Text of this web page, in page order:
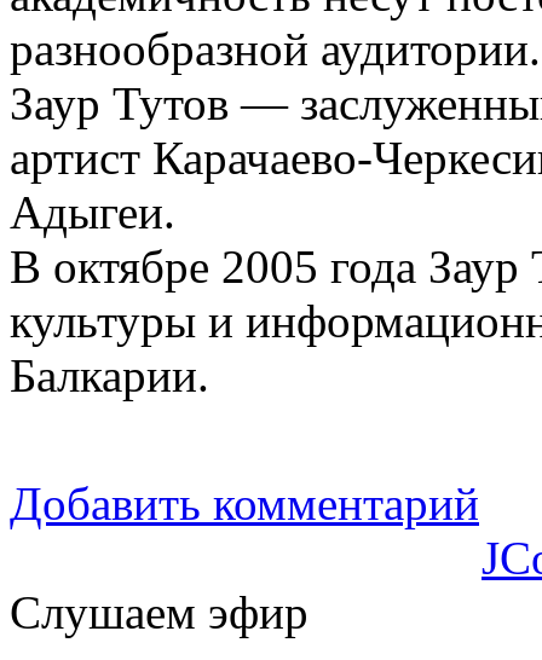
разнообразной аудитории.
Заур Тутов —
артист Карачаево-
Адыгеи.
В октябре 2005 года
культуры и
Балкарии.
Добавить комментарий
Слушаем эфир